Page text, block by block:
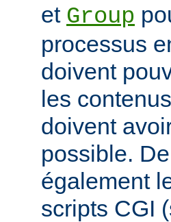
et Group
processus
doivent
les
doivent
possible.
également
scripts CGI